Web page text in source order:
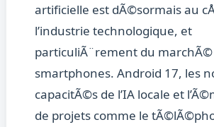
artificielle est dÃ©sormais au
l’industrie technologique, et
particuliÃ¨rement du marchÃ©
smartphones. Android 17, les
capacitÃ©s de l’IA locale et
de projets comme le